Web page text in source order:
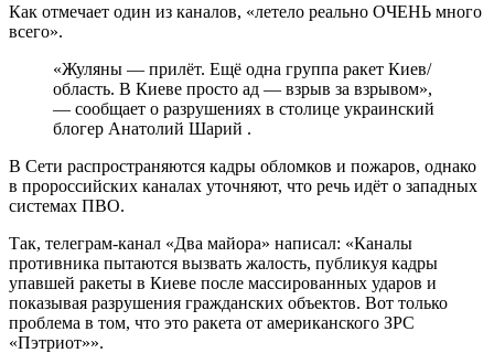
Как отмечает один из каналов, «летело реально ОЧЕНЬ много
всего».
«Жуляны — прилёт. Ещё одна группа ракет Киев/
область. В Киеве просто ад — взрыв за взрывом»,
— сообщает о разрушениях в столице украинский
блогер Анатолий Шарий .
В Сети распространяются кадры обломков и пожаров, однако
в пророссийских каналах уточняют, что речь идёт о западных
системах ПВО.
Так, телеграм-канал «Два майора» написал: «Каналы
противника пытаются вызвать жалость, публикуя кадры
упавшей ракеты в Киеве после массированных ударов и
показывая разрушения гражданских объектов. Вот только
проблема в том, что это ракета от американского ЗРС
«Пэтриот»».